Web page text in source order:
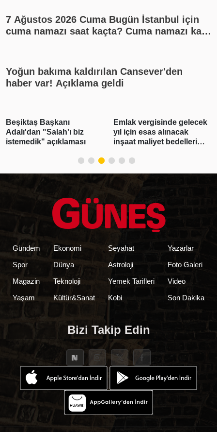
7 Ağustos 2026 Cuma Bugün İstanbul için
cuma namazı saat kaçta? Cuma namazı kaç
Yoğun bakıma kaldırılan Cansever'den
haber var! Açıklama geldi
Beşiktaş Başkanı
Adalı'dan "Salah'ı biz
istemedik" açıklaması
Emlak vergisinde gelecek
yıl için esas alınacak
inşaat maliyet bedelleri
Gündem
Spor
Magazin
Yaşam
Ekonomi
Dünya
Teknoloji
Kültür&Sanat
Seyahat
Astroloji
Yemek Tarifleri
Kobi
Yazarlar
Foto Galeri
Video
Son Dakika
Bizi Takip Edin